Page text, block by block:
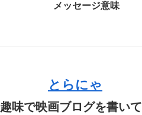
メッセージ意味
とらにゃ
趣味で映画ブログを書いて